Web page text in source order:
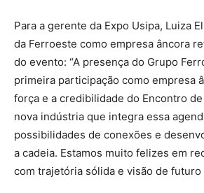
Para a gerente da Expo Usipa, Luiza
da Ferroeste como empresa âncora
do evento: “A presença do Grupo
primeira participação como empresa
força e a credibilidade do Encontro
nova indústria que integra essa
possibilidades de conexões e
a cadeia. Estamos muito felizes em
com trajetória sólida e visão de futuro